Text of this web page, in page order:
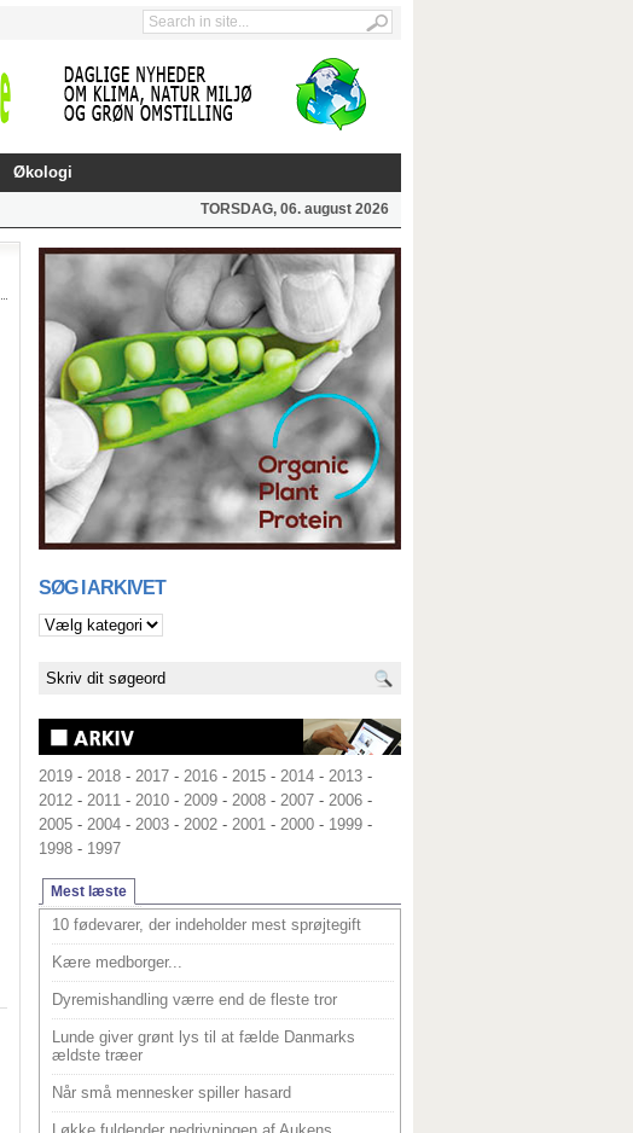
Økologi
TORSDAG, 06. august 2026
SØG I ARKIVET
2019 - 2018 - 2017 - 2016 - 2015 - 2014 - 2013 -
2012 - 2011 - 2010 - 2009 - 2008 - 2007 - 2006 -
2005 - 2004 - 2003 - 2002 - 2001 - 2000 - 1999 -
1998 - 1997
Mest læste
10 fødevarer, der indeholder mest sprøjtegift
Kære medborger...
Dyremishandling værre end de fleste tror
Lunde giver grønt lys til at fælde Danmarks
ældste træer
Når små mennesker spiller hasard